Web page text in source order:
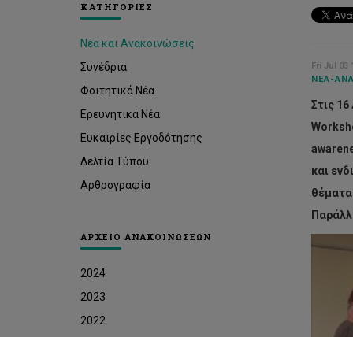
ΚΑΤΗΓΟΡΙΕΣ
Νέα και Ανακοινώσεις
Συνέδρια
Φοιτητικά Νέα
Ερευνητικά Νέα
Ευκαιρίες Εργοδότησης
Δελτία Τύπου
Αρθρογραφία
ΑΡΧΕΙΟ ΑΝΑΚΟΙΝΩΣΕΩΝ
2024
2023
2022
Fri Jul 03
ΝΈΑ-
Στις
και
θέματα